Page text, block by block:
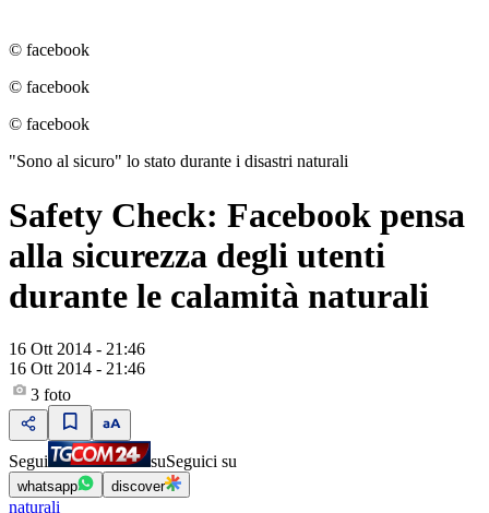
© facebook
© facebook
© facebook
"Sono al sicuro" lo stato durante i disastri naturali
Safety Check: Facebook pensa
alla sicurezza degli utenti
durante le calamità naturali
16 Ott 2014 - 21:46
16 Ott 2014 - 21:46
3 foto
Segui suSeguici su
whatsapp discover
naturali